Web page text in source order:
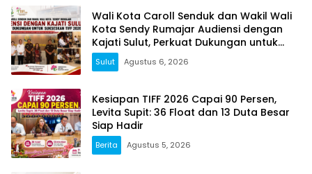
Wali Kota Caroll Senduk dan Wakil Wali
Kota Sendy Rumajar Audiensi dengan
Kajati Sulut, Perkuat Dukungan untuk
Sukseskan TIFF 2026
Sulut Agustus 6, 2026
Kesiapan TIFF 2026 Capai 90 Persen,
Levita Supit: 36 Float dan 13 Duta Besar
Siap Hadir
Berita Agustus 5, 2026